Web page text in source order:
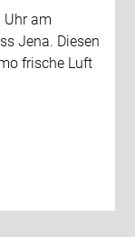
Uhr am
Jena. Diesen
frische Luft